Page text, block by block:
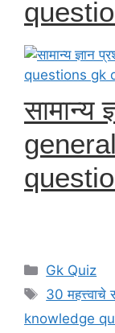
सामान्य
Categories
Gk Quiz
Tags
30
knowledge